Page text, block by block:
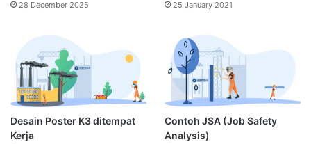
28 December 2025 25 January 2021
Desain Poster K3 ditempat
Kerja
Contoh JSA (Job Safety
Analysis)